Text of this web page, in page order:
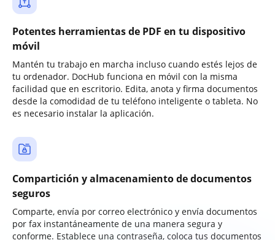
Potentes herramientas de PDF en tu dispositivo
móvil
Mantén tu trabajo en marcha incluso cuando estés lejos de
tu ordenador. DocHub funciona en móvil con la misma
facilidad que en escritorio. Edita, anota y firma documentos
desde la comodidad de tu teléfono inteligente o tableta. No
es necesario instalar la aplicación.
Compartición y almacenamiento de documentos
seguros
Comparte, envía por correo electrónico y envía documentos
por fax instantáneamente de una manera segura y
conforme. Establece una contraseña, coloca tus documentos